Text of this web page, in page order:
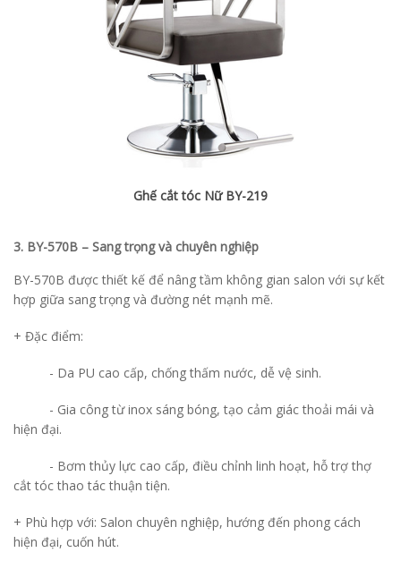
Ghế cắt tóc Nữ BY-219
3. BY-570B – Sang trọng và chuyên nghiệp
BY-570B được thiết kế để nâng tầm không gian salon với sự kết
hợp giữa sang trọng và đường nét mạnh mẽ.
+ Đặc điểm:
- Da PU cao cấp, chống thấm nước, dễ vệ sinh.
- Gia công từ inox sáng bóng, tạo cảm giác thoải mái và
hiện đại.
- Bơm thủy lực cao cấp, điều chỉnh linh hoạt, hỗ trợ thợ
cắt tóc thao tác thuận tiện.
+ Phù hợp với: Salon chuyên nghiệp, hướng đến phong cách
hiện đại, cuốn hút.